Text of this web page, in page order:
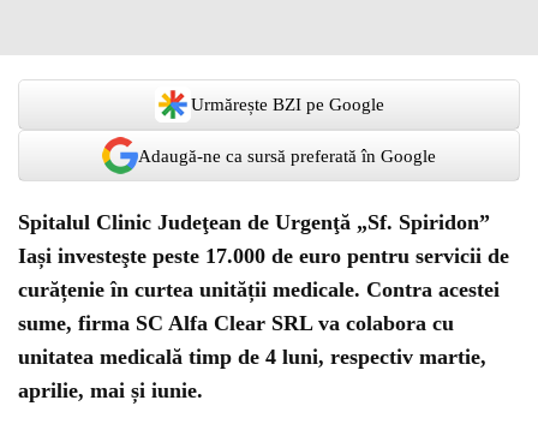
Urmărește BZI pe Google
Adaugă-ne ca sursă preferată în Google
Spitalul Clinic Judeţean de Urgenţă „Sf. Spiridon”
Iași investeşte peste 17.000 de euro pentru servicii de
curățenie în curtea unității medicale. Contra acestei
sume, firma SC Alfa Clear SRL va colabora cu
unitatea medicală timp de 4 luni, respectiv martie,
aprilie, mai și iunie.